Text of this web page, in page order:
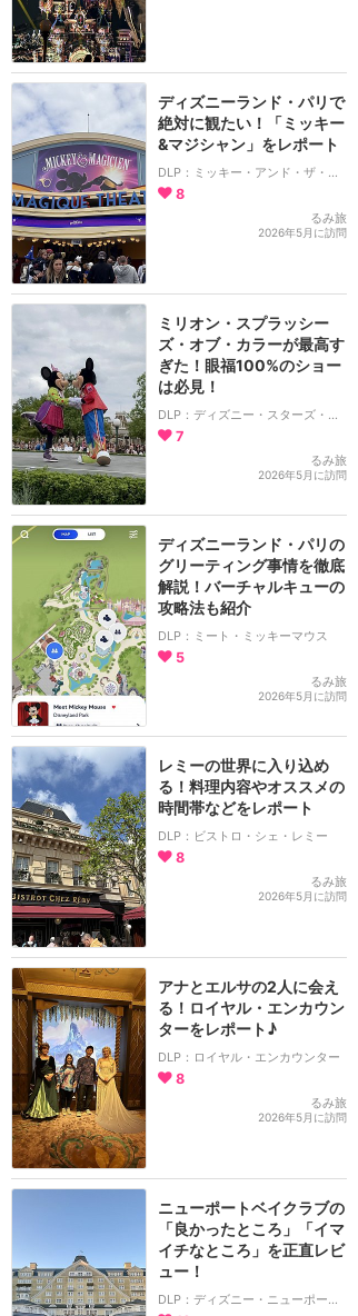
ディズニーランド・パリで
絶対に観たい！「ミッキー
&マジシャン」をレポート
DLP：ミッキー・アンド・ザ・マジシャン
8
るみ旅
2026年5月に訪問
ミリオン・スプラッシー
ズ・オブ・カラーが最高す
ぎた！眼福100%のショー
は必見！
DLP：ディズニー・スターズ・オン・パレード
7
るみ旅
2026年5月に訪問
ディズニーランド・パリの
グリーティング事情を徹底
解説！バーチャルキューの
攻略法も紹介
DLP：ミート・ミッキーマウス
5
るみ旅
2026年5月に訪問
レミーの世界に入り込め
る！料理内容やオススメの
時間帯などをレポート
DLP：ビストロ・シェ・レミー
8
るみ旅
2026年5月に訪問
アナとエルサの2人に会え
る！ロイヤル・エンカウン
ターをレポート♪
DLP：ロイヤル・エンカウンター
8
るみ旅
2026年5月に訪問
ニューポートベイクラブの
「良かったところ」「イマ
イチなところ」を正直レビ
ュー！
DLP：ディズニー・ニューポートベイ・クラブ